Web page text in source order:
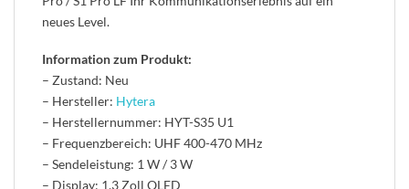
neues Level.
Information zum Produkt:
– Zustand: Neu
– Hersteller: Hytera
– Herstellernummer: HYT-S35 U1
– Frequenzbereich: UHF 400-470 MHz
– Sendeleistung: 1 W / 3 W
– Display: 1,3 Zoll OLED